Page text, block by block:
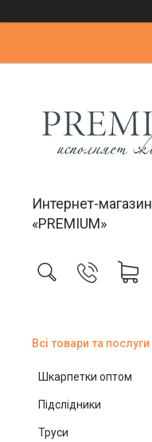
Интернет-магазин
«PREMIUM»
Всі товари та послуги
Шкарпетки оптом
Підслідники
Труси